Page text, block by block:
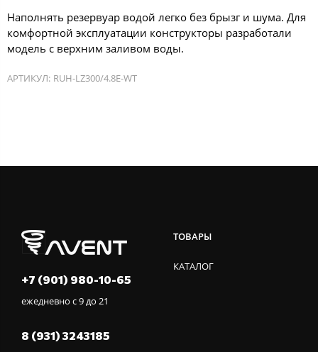
Наполнять резервуар водой легко без брызг и шума. Для
комфортной эксплуатации конструкторы разработали
модель с верхним заливом воды.
АРТИКУЛ: RUH-LZ300/4.8E-WT
+7 (901) 980-10-65
ежедневно с 9 до 21
8 (931) 3243185
ТОВАРЫ
КАТАЛОГ